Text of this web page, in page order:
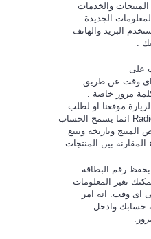
والخدمات
الجديدة
البريد والهاتف
بك .
على
وقت عن طريق
مرور خاصة .
موقعنا او لطلب
انما يسمح الحساب
وتاريخه وتتبع
المقارنه بين المنتجات .
بحفظ رقم البطاقة
تغير المعلومات
اى وقت. انه امر
وادخل